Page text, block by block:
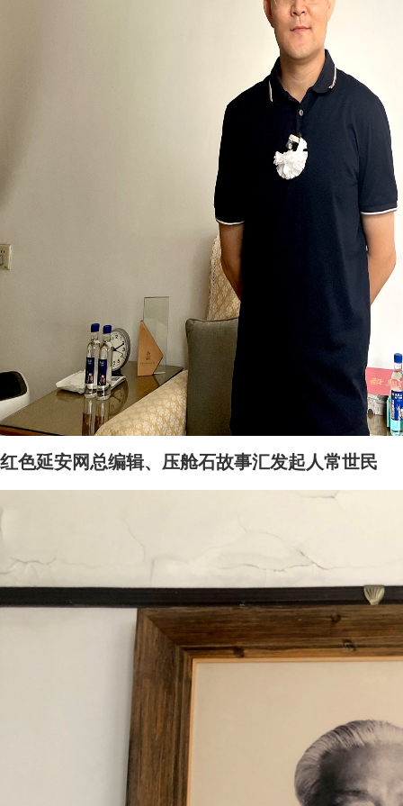
红色延安网总编辑、压舱石故事汇发起人常世民